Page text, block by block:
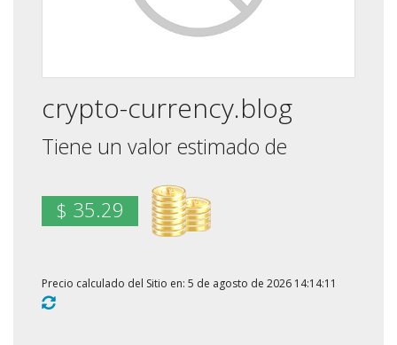
crypto-currency.blog
Tiene un valor estimado de
$ 35.29
Precio calculado del Sitio en: 5 de agosto de 2026 14:14:11